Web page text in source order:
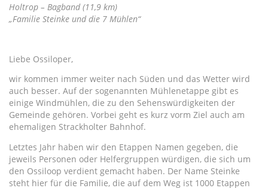
Holtrop – Bagband (11,9 km)
„Familie Steinke und die 7 Mühlen“
Liebe Ossiloper,
wir kommen immer weiter nach Süden und das Wetter wird
auch besser. Auf der sogenannten Mühlenetappe gibt es
einige Windmühlen, die zu den Sehenswürdigkeiten der
Gemeinde gehören. Vorbei geht es kurz vorm Ziel auch am
ehemaligen Strackholter Bahnhof.
Letztes Jahr haben wir den Etappen Namen gegeben, die
jeweils Personen oder Helfergruppen würdigen, die sich um
den Ossiloop verdient gemacht haben. Der Name Steinke
steht hier für die Familie, die auf dem Weg ist 1000 Etappen